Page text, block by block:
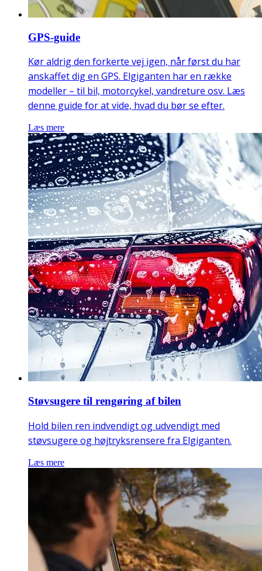
GPS-guide
Kør aldrig den forkerte vej igen, når først du har
anskaffet dig en GPS. Elgiganten har en række
modeller – til bil, motorcykel, vandreture osv. Læs
denne guide for at vide, hvad du bør se efter.
Læs mere
Støvsugere til rengøring af bilen
Hold bilen ren indvendigt og udvendigt med
støvsugere og højtryksrensere fra Elgiganten.
Læs mere